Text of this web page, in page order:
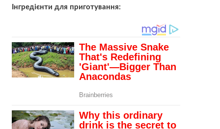
Інгредієнти для приготування: